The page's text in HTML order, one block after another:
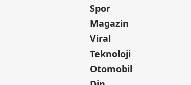
Spor
Magazin
Viral
Teknoloji
Otomobil